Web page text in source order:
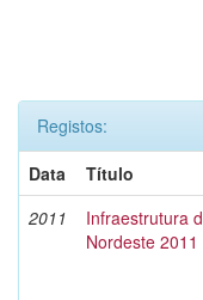
Registos:
Data
Título
2011
Infraestrutura
Nordeste 2011